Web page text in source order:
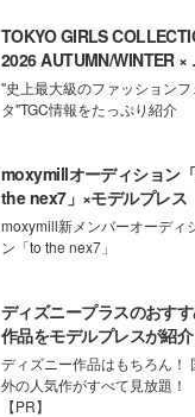
TOKYO GIRLS
2026 AUTUMN/WINTER ×
デルプレス
"史上最大級のファッションフ
タ"TGC情報をたっぷり紹介
moxymillオーディション
the nex7」×モデルプレス
moxymill新メンバーオーディ
ン「to the nex7」
ディズニープラスのおす
作品をモデルプレスが紹介
ディズニー作品はもちろん！
外の人気作がすべて見放題！
【PR】